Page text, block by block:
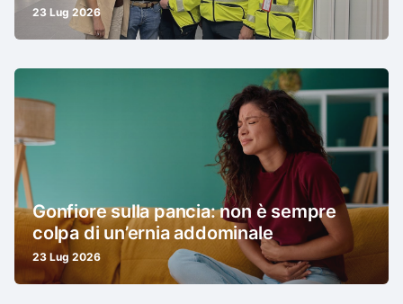
23 Lug 2026
Gonfiore sulla pancia: non è sempre
colpa di un’ernia addominale
23 Lug 2026